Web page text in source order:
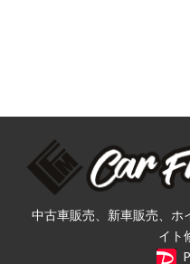
中古車販売、新車販売、ホ
イト